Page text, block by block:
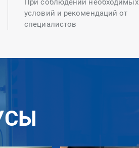
При соблюдении необходимых
условий и рекомендаций от
специалистов